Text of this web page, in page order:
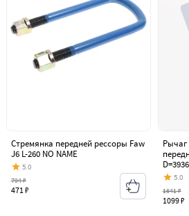
Стремянка передней рессоры Faw
J6 L-260 NO NAME
5.0
471 ₽
794 ₽ 5.0
1099 ₽
1641 ₽